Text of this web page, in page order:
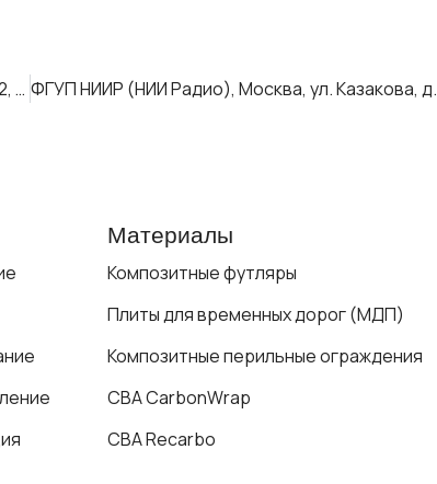
Определение осадок фундамента ЦТП по адресу: Москва, ул. Молодцова 22, ПАО «МОЭК»
Материалы
Композитные футляры
Плиты для временных дорог (МДП)
Композитные перильные ограждения
СВА CarbonWrap
СВА Recarbo